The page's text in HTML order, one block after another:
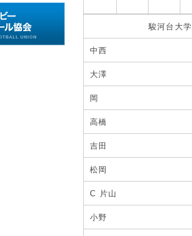
駿河台大学
中西
大澤
岡
高橋
吉田
松岡
C 片山
小野